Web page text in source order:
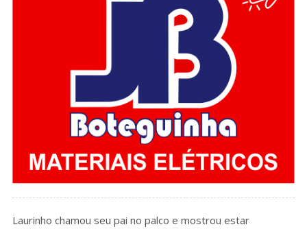
Laurinho chamou seu pai no palco e mostrou estar